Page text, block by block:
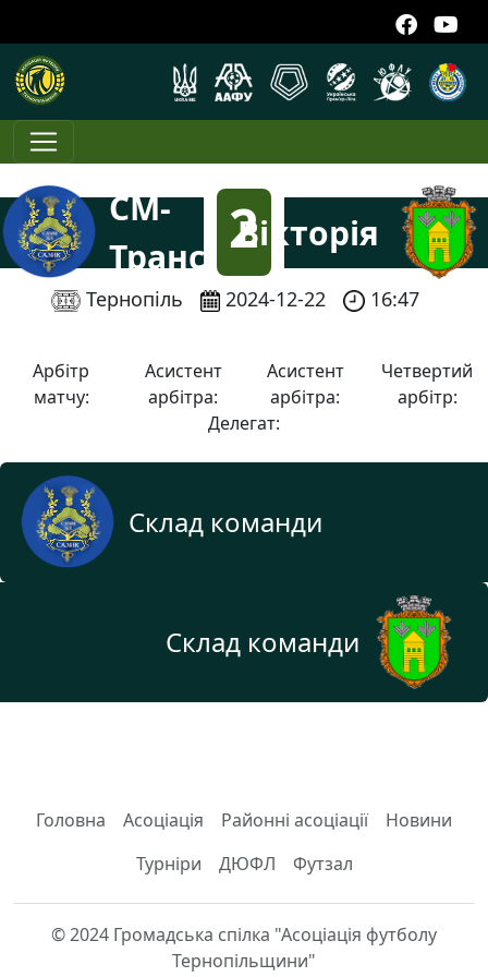
СМ-
Транс
2
:
Вікторія
Тернопіль 2024-12-22 16:47
Арбітр
матчу:
Асистент
арбітра:
Асистент
арбітра:
Четвертий
арбітр:
Делегат:
Склад команди
Склад команди
Головна Асоціація Районні асоціації
Новини
Турніри
ДЮФЛ Футзал
© 2024 Громадська спілка "Асоціація футболу
Тернопільщини"